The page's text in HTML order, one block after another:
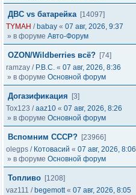
ДВС vs батарейка [14097]
TYMAH / babay « 07 авг, 2026, 9:37
» в форуме Авто-Форум
OZON/Wildberries всё? [74]
ramzay / Р.В.С. « 07 авг, 2026, 8:36
» в форуме Основной форум
Догазификация
[3]
Tox123 /aaz10 « 07 авг, 2026, 8:26
» в форуме Основной форум
Вспомним СССР? [23966]
olegps / Котовасий « 07 авг, 2026, 8:06
» в форуме Основной форум
Топливо [1208]
vaz111 / begemott« 07 авг, 2026, 8:05